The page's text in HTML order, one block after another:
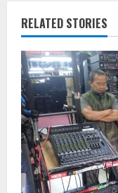
RELATED STORIES